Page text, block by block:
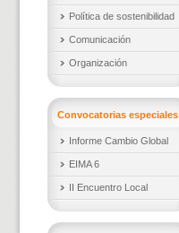
Política de sostenibilidad
Comunicación
Organización
Convocatorias especiales
Informe Cambio Global
EIMA 6
II Encuentro Local